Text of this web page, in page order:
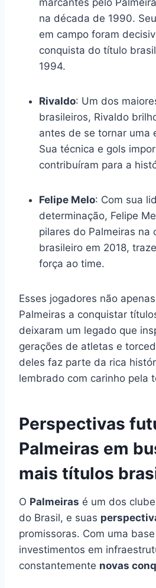
na década de 1990.
em campo foram
conquista do título
1994.
Rivaldo: Um dos
brasileiros, Rivaldo
antes de se tornar uma
Sua técnica e gols
contribuíram para a
Felipe Melo: Com sua
determinação, Felipe
pilares do Palmeiras na
brasileiro em 2018,
força ao time.
Esses jogadores não
Palmeiras a conquistar
deixaram um legado que
gerações de atletas e
deles faz parte da rica
lembrado com carinho pela
Perspectivas
Palmeiras em
mais títulos
O Palmeiras é um dos
do Brasil, e suas
promissoras. Com uma
investimentos em
constantemente novas